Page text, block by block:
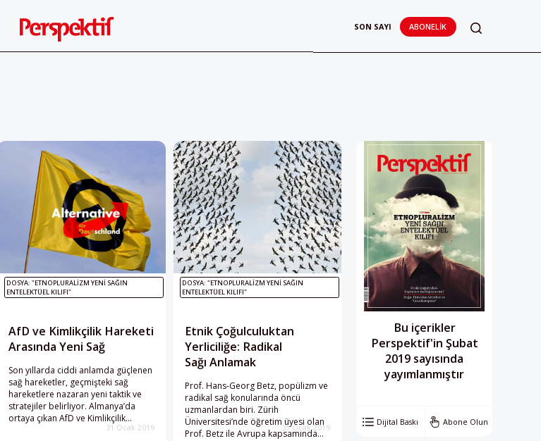
SON SAYI ABONELIK
DOSYA: "ETNOPLURALIZM YENI SAĞIN
ENTELEKTÜEL KILIFI"
AfD ve Kimlikçilik Hareketi
Arasında Yeni Sağ
Son yıllarda ciddi anlamda güçlenen
sağ hareketler, geçmişteki sağ
hareketlere nazaran yeni taktik ve
stratejiler belirliyor. Almanya’da
ortaya çıkan AfD ve Kimlikçilik
Hareketi Arasında Yeni Sağ, bu31 Ocak 2019
DOSYA: "ETNOPLURALIZM YENI SAĞIN
ENTELEKTÜEL KILIFI"
Etnik Çoğulculuktan
Yerliciliğe: Radikal
Sağı Anlamak
Prof. Hans-Georg Betz, popülizm ve
radikal sağ konularında öncü
uzmanlardan biri. Zürih
Üniversitesi’nde öğretim üyesi olan
Prof. Betz ile Avrupa kapsamında
31 Ocak 2019
Bu içerikler
Perspektif'in Şubat
2019 sayısında
yayımlanmıştır
Dijital Baskı Abone Olun